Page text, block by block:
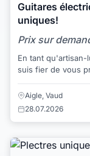
Guitares
uniques!
Prix sur
En tant
suis fier de vous
Aigle, Vaud
28.07.2026